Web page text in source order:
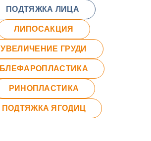
ПОДТЯЖКА ЛИЦА
ЛИПОСАКЦИЯ
УВЕЛИЧЕНИЕ ГРУДИ
БЛЕФАРОПЛАСТИКА
РИНОПЛАСТИКА
ПОДТЯЖКА ЯГОДИЦ